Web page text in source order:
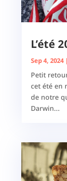
L’été
Sep 4, 2024|
Petit
cet été en
de notre
Darwin...